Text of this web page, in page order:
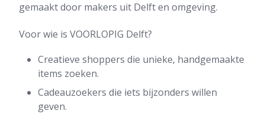
gemaakt door makers uit Delft en omgeving.
Voor wie is VOORLOPIG Delft?
Creatieve shoppers die unieke, handgemaakte
items zoeken.
Cadeauzoekers die iets bijzonders willen
geven.